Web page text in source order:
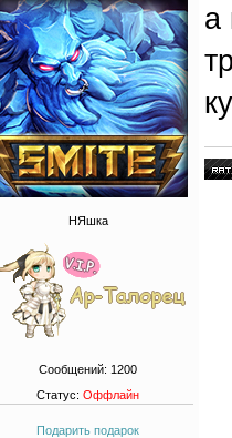
НЯшка
Сообщений: 1200
Статус:Оффлайн
Подарить подарок
а